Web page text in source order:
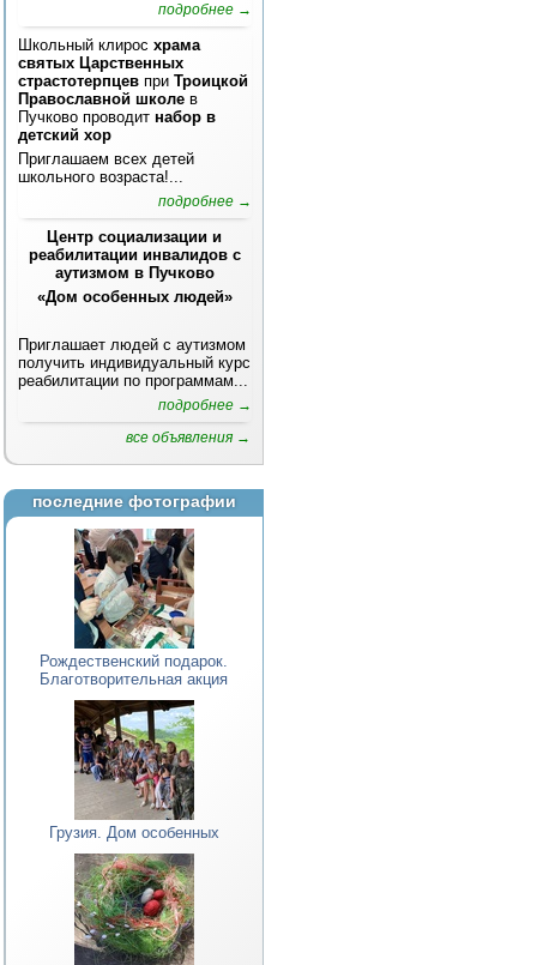
подробнее →
Школьный клирос храма
святых Царственных
страстотерпцев при Троицкой
Православной школе в
Пучково проводит набор в
детский хор
Приглашаем всех детей
школьного возраста!...
подробнее →
Центр социализации и
реабилитации инвалидов с
аутизмом в Пучково
«Дом особенных людей»
Приглашает людей с аутизмом
получить индивидуальный курс
реабилитации по программам...
подробнее →
все объявления →
последние фотографии
Рождественский подарок.
Благотворительная акция
Грузия. Дом особенных